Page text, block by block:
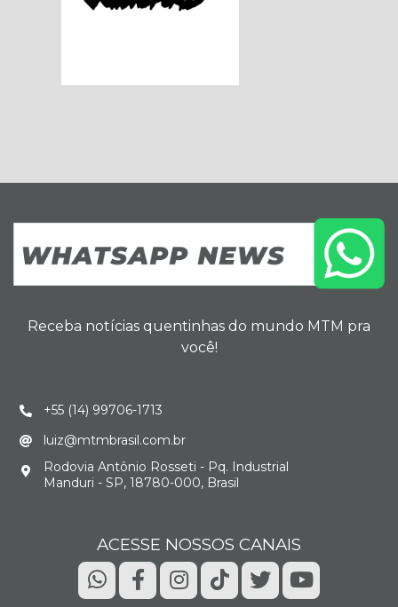
Receba notícias quentinhas do mundo MTM pra
você!
+55 (14) 99706-1713
luiz@mtmbrasil.com.br
Rodovia Antônio Rosseti - Pq. Industrial
Manduri - SP, 18780-000, Brasil
ACESSE NOSSOS CANAIS